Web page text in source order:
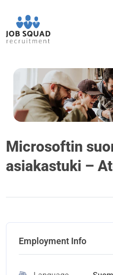
Microsoftin
asiakastuki –
Employment Info